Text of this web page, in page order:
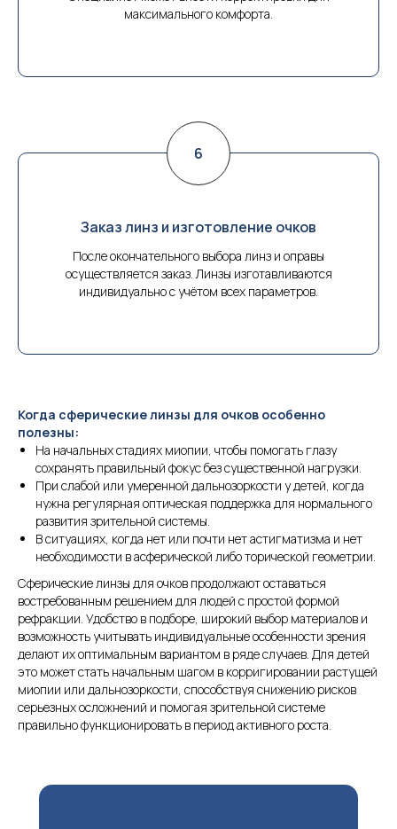
максимального комфорта.
Заказ линз и изготовление очков
После окончательного выбора линз и оправы
осуществляется заказ. Линзы изготавливаются
индивидуально с учётом всех параметров.
Когда сферические линзы для очков особенно
полезны:
На начальных стадиях миопии, чтобы помогать глазу
сохранять правильный фокус без существенной нагрузки.
При слабой или умеренной дальнозоркости у детей, когда
нужна регулярная оптическая поддержка для нормального
развития зрительной системы.
В ситуациях, когда нет или почти нет астигматизма и нет
необходимости в асферической либо торической геометрии.
Сферические линзы для очков продолжают оставаться
востребованным решением для людей с простой формой
рефракции. Удобство в подборе, широкий выбор материалов и
возможность учитывать индивидуальные особенности зрения
делают их оптимальным вариантом в ряде случаев. Для детей
это может стать начальным шагом в корригировании растущей
миопии или дальнозоркости, способствуя снижению рисков
серьезных осложнений и помогая зрительной системе
правильно функционировать в период активного роста.